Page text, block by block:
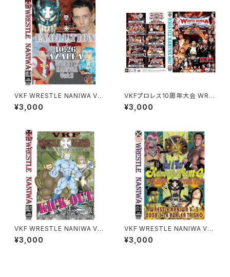
VKF WRESTLE NANIWA Vol:
3
¥3,000
VKFプロレス10周年大会 WRE
STLE NANIWA 2017
¥3,000
VKF WRESTLE NANIWA Vol:
1
¥3,000
VKF WRESTLE NANIWA Vol:
5
¥3,000